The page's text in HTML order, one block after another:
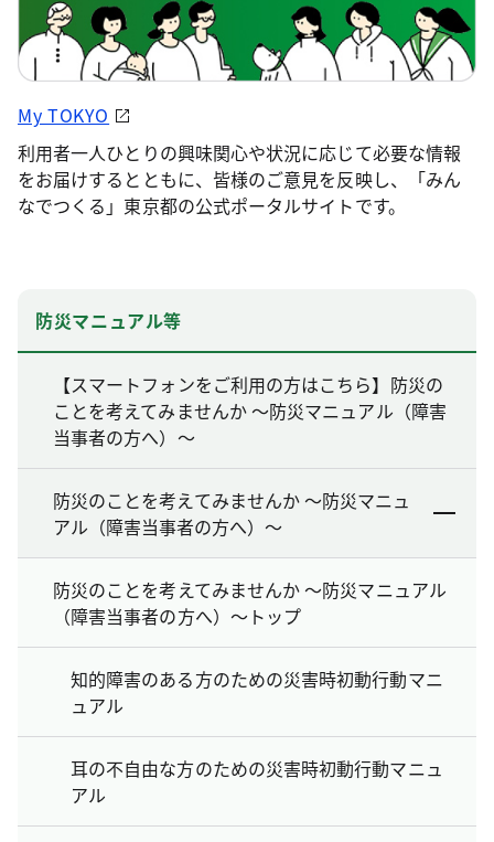
My TOKYO
利用者一人ひとりの興味関心や状況に応じて必要な情報
をお届けするとともに、皆様のご意見を反映し、「みん
なでつくる」東京都の公式ポータルサイトです。
防災マニュアル等
【スマートフォンをご利用の方はこちら】防災の
ことを考えてみませんか ～防災マニュアル（障害
当事者の方へ）～
防災のことを考えてみませんか ～防災マニュ
アル（障害当事者の方へ）～
防災のことを考えてみませんか ～防災マニュアル
（障害当事者の方へ）～トップ
知的障害のある方のための災害時初動行動マニ
ュアル
耳の不自由な方のための災害時初動行動マニュ
アル